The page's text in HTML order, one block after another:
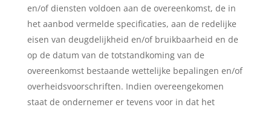
en/of diensten voldoen aan de overeenkomst, de in
het aanbod vermelde specificaties, aan de redelijke
eisen van deugdelijkheid en/of bruikbaarheid en de
op de datum van de totstandkoming van de
overeenkomst bestaande wettelijke bepalingen en/of
overheidsvoorschriften. Indien overeengekomen
staat de ondernemer er tevens voor in dat het